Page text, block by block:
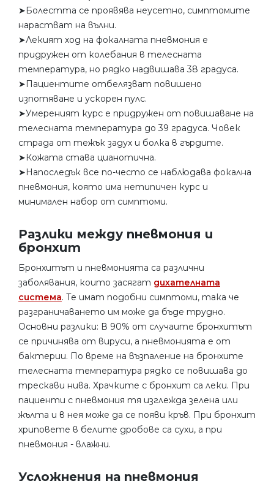
➤Болестта се проявява неусетно, симптомите
нарастват на вълни.
➤Лекият ход на фокалната пневмония е
придружен от колебания в телесната
температура, но рядко надвишава 38 градуса.
➤Пациентите отбелязват повишено
изпотяване и ускорен пулс.
➤Умереният курс е придружен от повишаване на
телесната температура до 39 градуса. Човек
страда от тежък задух и болка в гърдите.
➤Кожата става цианотична.
➤Напоследък все по-често се наблюдава фокална
пневмония, която има нетипичен курс и
минимален набор от симптоми.
Разлики между пневмония и
бронхит
Бронхитът и пневмонията са различни
заболявания, които засягат дихателната
система. Те имат подобни симптоми, така че
разграничаването им може да бъде трудно.
Основни разлики: В 90% от случаите бронхитът
се причинява от вируси, а пневмонията е от
бактерии. По време на възпаление на бронхите
телесната температура рядко се повишава до
трескави нива. Храчките с бронхит са леки. При
пациенти с пневмония тя изглежда зелена или
жълта и в нея може да се появи кръв. При бронхит
хриповете в белите дробове са сухи, а при
пневмония - влажни.
Усложнения на пневмония